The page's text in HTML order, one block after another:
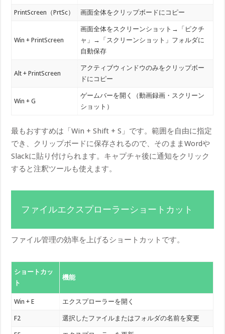
PrintScreen（PrtSc） 画面全体をクリップボードにコピー
Win + PrintScreen
画面全体をスクリーンショット→「ピクチ
ャ」→「スクリーンショット」フォルダに
自動保存
Alt + PrintScreen
アクティブウィンドウのみをクリップボー
ドにコピー
Win + G
ゲームバーを開く（動画録画・スクリーン
ショット）
最もおすすめは「Win + Shift + S」です。範囲を自由に指定
でき、クリップボードに保存されるので、そのままWordや
Slackに貼り付けられます。キャプチャ後に通知をクリック
すると注釈ツールも使えます。
ファイルエクスプローラーショートカット
ファイル管理の効率を上げるショートカットです。
ショートカッ
ト
機能
Win + E エクスプローラーを開く
F2 選択したファイルまたはフォルダの名前を変更